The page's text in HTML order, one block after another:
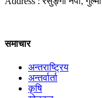
समाचार
अन्तराष्ट्रिय
अन्तर्वार्ता
कृषि